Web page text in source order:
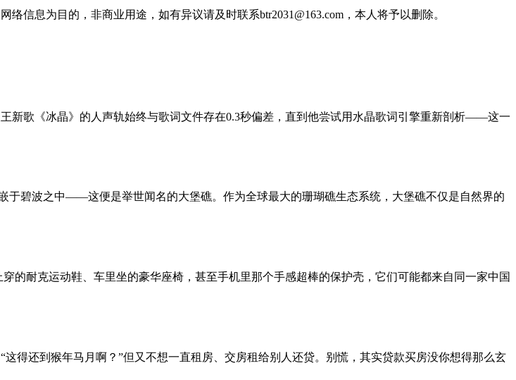
信息为目的，非商业用途，如有异议请及时联系btr2031@163.com，本人将予以删除。
新歌《冰晶》的人声轨始终与歌词文件存在0.3秒偏差，直到他尝试用水晶歌词引擎重新剖析——这一
于碧波之中——这便是举世闻名的大堡礁。作为全球最大的珊瑚礁生态系统，大堡礁不仅是自然界的
的耐克运动鞋、车里坐的豪华座椅，甚至手机里那个手感超棒的保护壳，它们可能都来自同一家中国
得还到猴年马月啊？”但又不想一直租房、交房租给别人还贷。别慌，其实贷款买房没你想得那么玄